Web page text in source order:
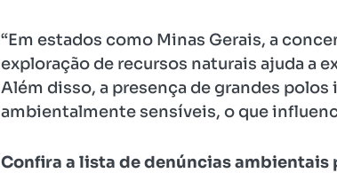
“Em estados como Minas Gerais, a
exploração de recursos naturais ajuda a
Além disso, a presença de grandes
ambientalmente sensíveis, o que
Confira a lista de denúncias ambientais